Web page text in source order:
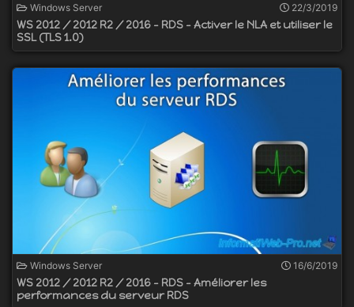
Windows Server 22/3/2019
WS 2012 / 2012 R2 / 2016 - RDS - Activer le NLA et utiliser le
SSL (TLS 1.0)
Windows Server 16/6/2019
WS 2012 / 2012 R2 / 2016 - RDS - Améliorer les
performances du serveur RDS